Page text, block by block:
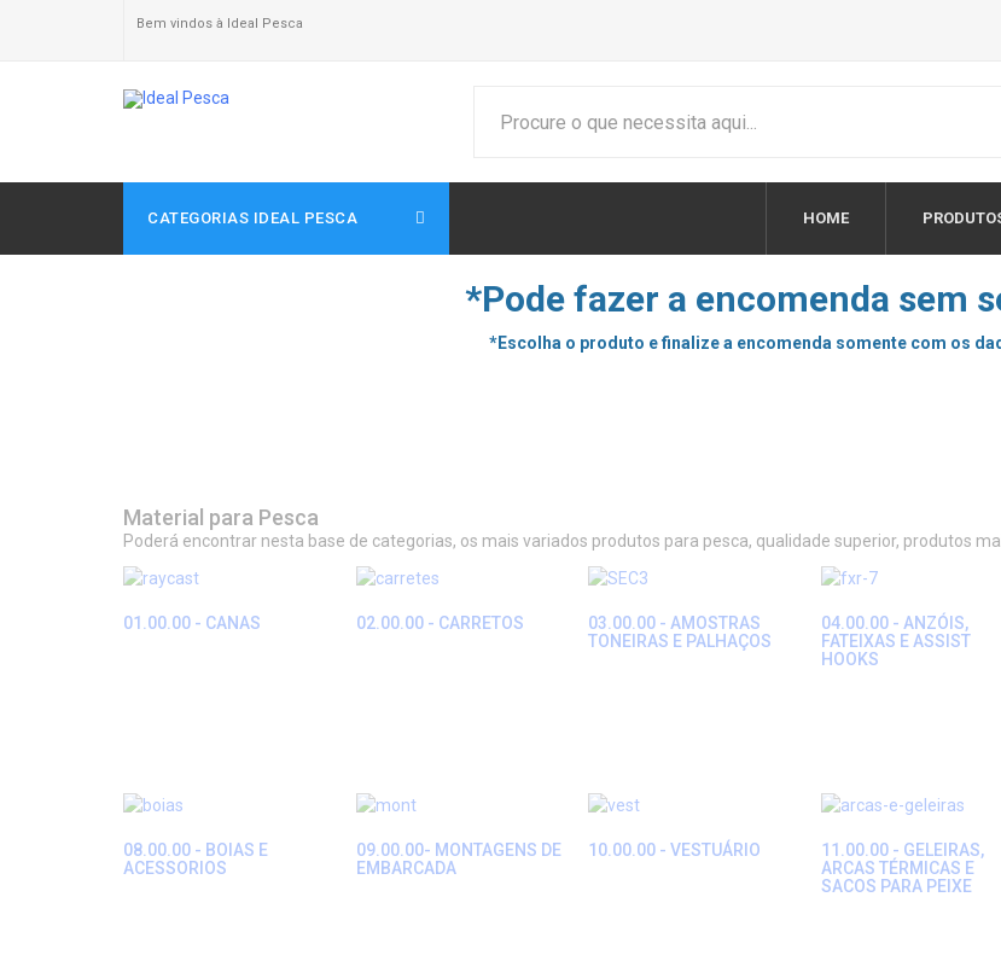
Bem vindos à Ideal Pesca
CATEGORIAS IDEAL PESCA HOME
*Pode fazer a encomenda sem
*Escolha o produto e finalize a encomenda somente com os
Material para Pesca
Poderá encontrar nesta base de categorias, os mais variados produtos para pesca, qualidade superior, produtos
01.00.00 - CANAS 02.00.00 - CARRETOS
03.00.00 - AMOSTRAS
TONEIRAS E PALHAÇOS
04.00.00 - ANZÓIS,
FATEIXAS E ASSIST
HOOKS
08.00.00 - BOIAS E
ACESSORIOS
09.00.00- MONTAGENS DE
EMBARCADA
10.00.00 - VESTUÁRIO
11.00.00 - GELEIRAS,
ARCAS TÉRMICAS E
SACOS PARA PEIXE